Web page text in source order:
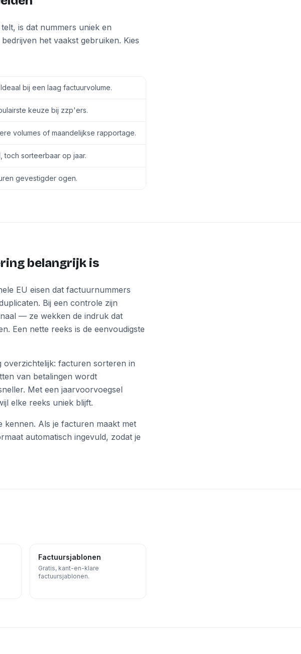
is dat nummers uniek en
het vaakst gebruiken. Kies
bij een laag factuurvolume.
keuze bij zzp'ers.
volumes of maandelijkse rapportage.
toch sorteerbaar op jaar.
gevestigder ogen.
belangrijk is
EU eisen dat factuurnummers
Bij een controle zijn
— ze wekken de indruk dat
Een nette reeks is de eenvoudigste
overzichtelijk: facturen sorteren in
van betalingen wordt
Met een jaarvoorvoegsel
elke reeks uniek blijft.
kennen. Als je facturen maakt met
automatisch ingevuld, zodat je
Factuursjablonen
Gratis, kant-en-klare
factuursjablonen.